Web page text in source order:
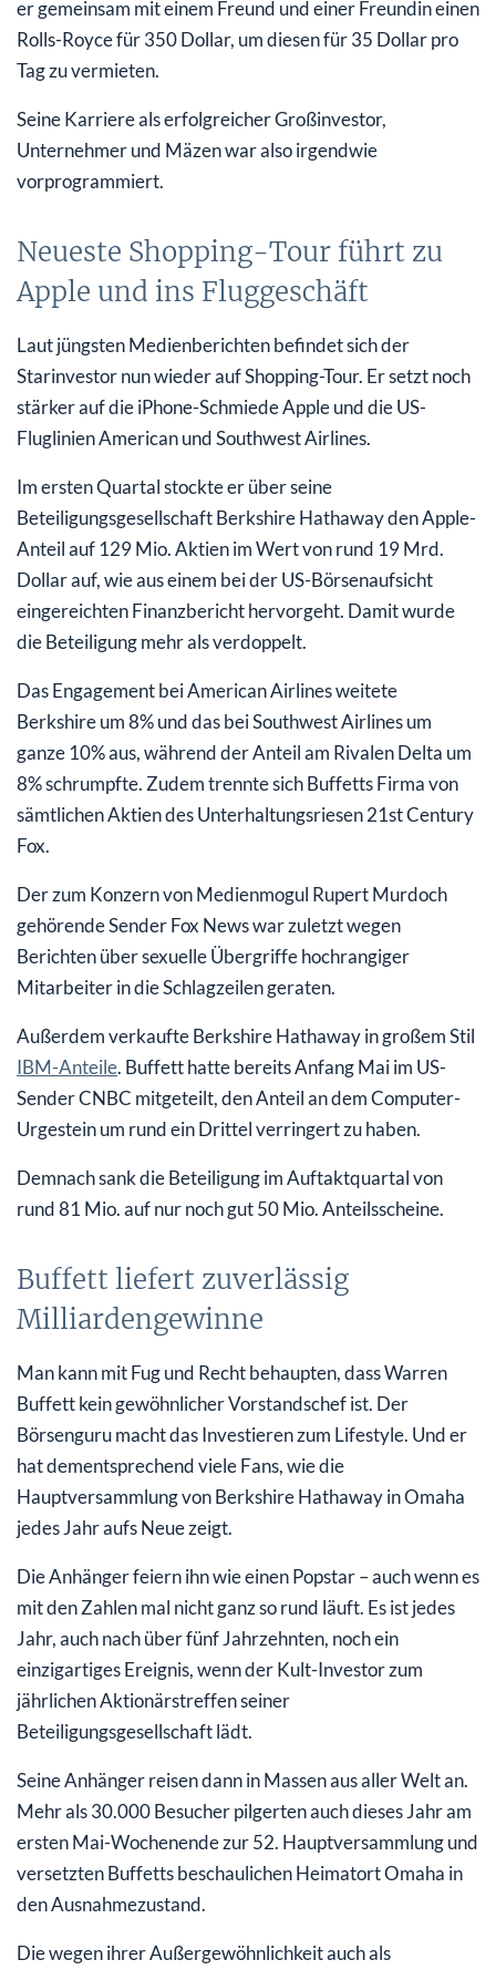
er gemeinsam mit einem Freund und einer Freundin einen
Rolls-Royce für 350 Dollar, um diesen für 35 Dollar pro
Tag zu vermieten.
Seine Karriere als erfolgreicher Großinvestor,
Unternehmer und Mäzen war also irgendwie
vorprogrammiert.
Neueste Shopping-Tour führt zu
Apple und ins Fluggeschäft
Laut jüngsten Medienberichten befindet sich der
Starinvestor nun wieder auf Shopping-Tour. Er setzt noch
stärker auf die iPhone-Schmiede Apple und die US-
Fluglinien American und Southwest Airlines.
Im ersten Quartal stockte er über seine
Beteiligungsgesellschaft Berkshire Hathaway den Apple-
Anteil auf 129 Mio. Aktien im Wert von rund 19 Mrd.
Dollar auf, wie aus einem bei der US-Börsenaufsicht
eingereichten Finanzbericht hervorgeht. Damit wurde
die Beteiligung mehr als verdoppelt.
Das Engagement bei American Airlines weitete
Berkshire um 8% und das bei Southwest Airlines um
ganze 10% aus, während der Anteil am Rivalen Delta um
8% schrumpfte. Zudem trennte sich Buffetts Firma von
sämtlichen Aktien des Unterhaltungsriesen 21st Century
Fox.
Der zum Konzern von Medienmogul Rupert Murdoch
gehörende Sender Fox News war zuletzt wegen
Berichten über sexuelle Übergriffe hochrangiger
Mitarbeiter in die Schlagzeilen geraten.
Außerdem verkaufte Berkshire Hathaway in großem Stil
IBM-Anteile. Buffett hatte bereits Anfang Mai im US-
Sender CNBC mitgeteilt, den Anteil an dem Computer-
Urgestein um rund ein Drittel verringert zu haben.
Demnach sank die Beteiligung im Auftaktquartal von
rund 81 Mio. auf nur noch gut 50 Mio. Anteilsscheine.
Buffett liefert zuverlässig
Milliardengewinne
Man kann mit Fug und Recht behaupten, dass Warren
Buffett kein gewöhnlicher Vorstandschef ist. Der
Börsenguru macht das Investieren zum Lifestyle. Und er
hat dementsprechend viele Fans, wie die
Hauptversammlung von Berkshire Hathaway in Omaha
jedes Jahr aufs Neue zeigt.
Die Anhänger feiern ihn wie einen Popstar – auch wenn es
mit den Zahlen mal nicht ganz so rund läuft. Es ist jedes
Jahr, auch nach über fünf Jahrzehnten, noch ein
einzigartiges Ereignis, wenn der Kult-Investor zum
jährlichen Aktionärstreffen seiner
Beteiligungsgesellschaft lädt.
Seine Anhänger reisen dann in Massen aus aller Welt an.
Mehr als 30.000 Besucher pilgerten auch dieses Jahr am
ersten Mai-Wochenende zur 52. Hauptversammlung und
versetzten Buffetts beschaulichen Heimatort Omaha in
den Ausnahmezustand.
Die wegen ihrer Außergewöhnlichkeit auch als